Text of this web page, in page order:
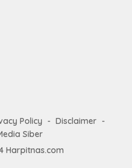
Policy
Disclaimer
Siber
Harpitnas.com